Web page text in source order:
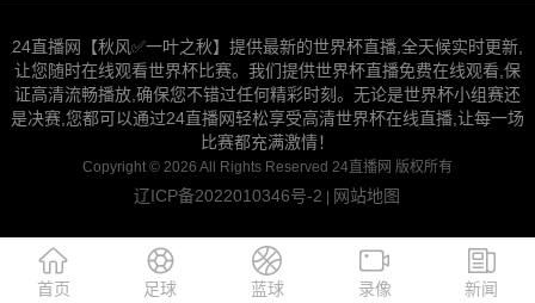
24直播网【秋风✅一叶之秋】提供最新的世界杯直播,全天候实时更新,
让您随时在线观看世界杯比赛。我们提供世界杯直播免费在线观看,保
证高清流畅播放,确保您不错过任何精彩时刻。无论是世界杯小组赛还
是决赛,您都可以通过24直播网轻松享受高清世界杯在线直播,让每一场
比赛都充满激情！
Copyright © 2026 All Rights Reserved 24直播网 版权所有
辽ICP备2022010346号-2 | 网站地图
首页 足球 蓝球 录像 新闻